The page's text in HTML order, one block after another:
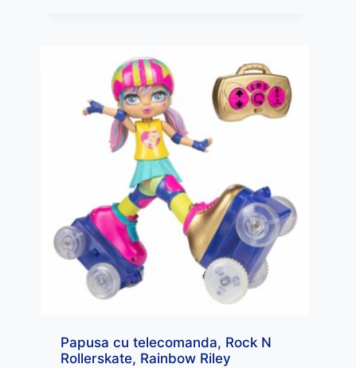
Papusa cu telecomanda, Rock N
Rollerskate, Rainbow Riley